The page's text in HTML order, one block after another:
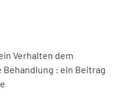
Verhalten dem
: ein Beitrag